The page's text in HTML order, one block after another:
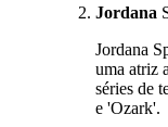
Jordana
Jordana
uma atriz
séries de
e 'Ozark'.